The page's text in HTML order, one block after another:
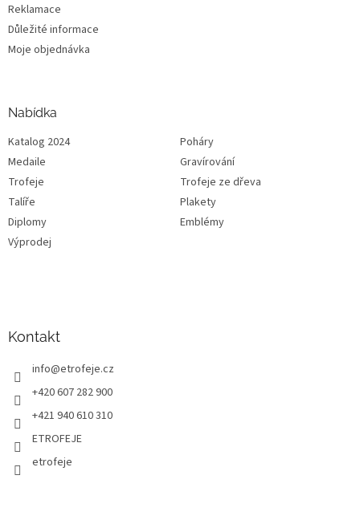
Reklamace
Důležité informace
Moje objednávka
Nabídka
Katalog 2024
Poháry
Medaile
Gravírování
Trofeje
Trofeje ze dřeva
Talíře
Plakety
Diplomy
Emblémy
Výprodej
Kontakt
info@etrofeje.cz
+420 607 282 900
+421 940 610 310
ETROFEJE
etrofeje